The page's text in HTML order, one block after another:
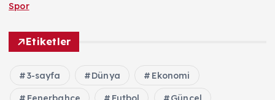
Spor
Etiketler
3-sayfa Dünya Ekonomi